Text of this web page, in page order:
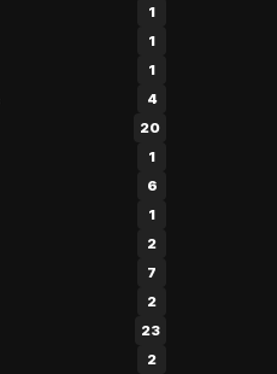
1
1
1
4
20
1
6
1
2
7
2
23
2